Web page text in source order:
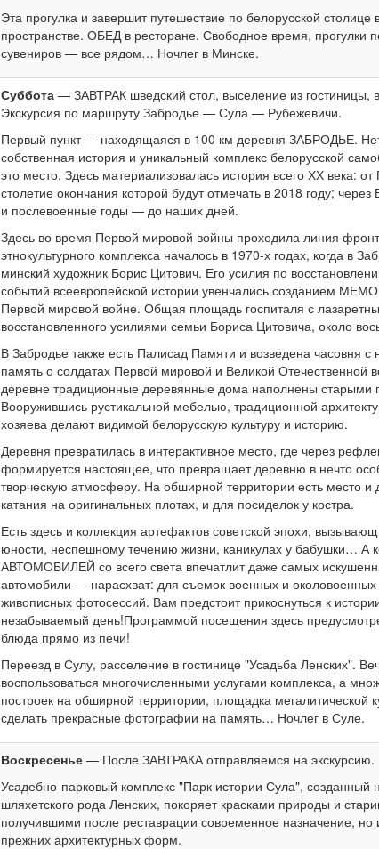
Эта прогулка и завершит путешествие по белорусской столице
пространстве. ОБЕД в ресторане. Свободное время, прогулки
сувениров — все рядом… Ночлег в Минске.
Суббота — ЗАВТРАК шведский стол, выселение из гостиницы,
Экскурсия по маршруту Забродье — Сула — Рубежевичи.
Первый пункт — находящаяся в 100 км деревня ЗАБРОДЬЕ.
собственная история и уникальный комплекс белорусской
это место. Здесь материализовалась история всего ХХ века:
столетие окончания которой будут отмечать в 2018 году;
и послевоенные годы — до наших дней.
Здесь во время Первой мировой войны проходила линия
этнокультурного комплекса началось в 1970-х годах, когда в
минский художник Борис Цитович. Его усилия по
событий всеевропейской истории увенчались созданием
Первой мировой войне. Общая площадь госпиталя с
восстановленного усилиями семьи Бориса Цитовича, около
В Забродье также есть Палисад Памяти и возведена часовня
память о солдатах Первой мировой и Великой Отечественной
деревне традиционные деревянные дома наполнены старыми
Вооружившись рустикальной мебелью, традиционной
хозяева делают видимой белорусскую культуру и историю.
Деревня превратилась в интерактивное место, где через
формируется настоящее, что превращает деревню в нечто
творческую атмосферу. На обширной территории есть место и
катания на оригинальных плотах, и для посиделок у костра.
Есть здесь и коллекция артефактов советской эпохи,
юности, неспешному течению жизни, каникулах у бабушки…
АВТОМОБИЛЕЙ со всего света впечатлит даже самых
автомобили — нарасхват: для съемок военных и
живописных фотосессий. Вам предстоит прикоснуться к
незабываемый день!Программой посещения здесь
блюда прямо из печи!
Переезд в Сулу, расселение в гостинице "Усадьба Ленских".
воспользоваться многочисленными услугами комплекса, а
построек на обширной территории, площадка мегалитической
сделать прекрасные фотографии на память… Ночлег в Суле.
Воскресенье — После ЗАВТРАКА отправляемся на экскурсию.
Усадебно-парковый комплекс "Парк истории Сула", созданный
шляхетского рода Ленских, покоряет красками природы и
получившими после реставрации современное назначение,
прежних архитектурных форм.